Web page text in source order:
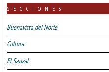
SECCIONES
Buenavista del Norte
Cultura
El Sauzal